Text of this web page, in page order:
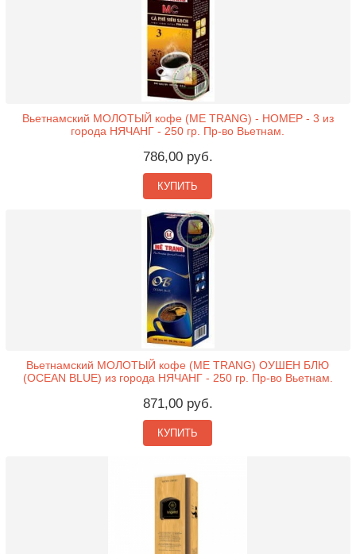
Вьетнамский МОЛОТЫЙ кофе (ME TRANG) - НОМЕР - 3 из
города НЯЧАНГ - 250 гр. Пр-во Вьетнам.
786,00 руб.
КУПИТЬ
Вьетнамский МОЛОТЫЙ кофе (ME TRANG) ОУШЕН БЛЮ
(OCEAN BLUE) из города НЯЧАНГ - 250 гр. Пр-во Вьетнам.
871,00 руб.
КУПИТЬ